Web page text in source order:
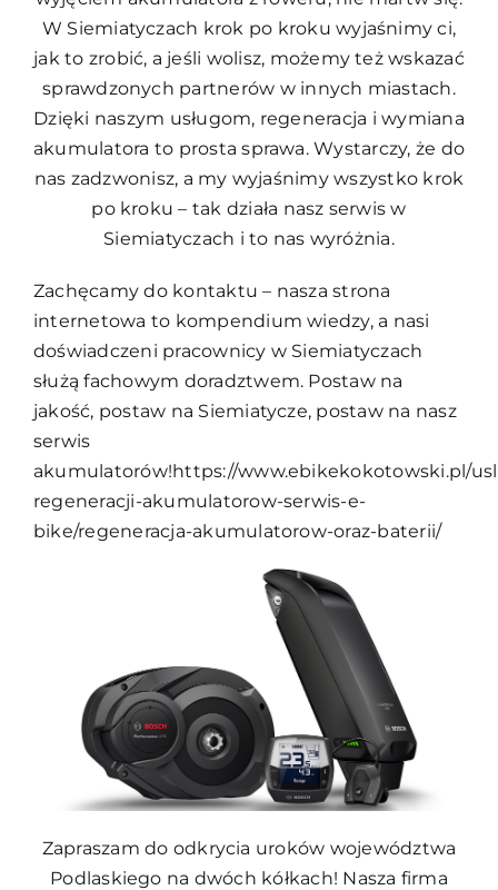
W Siemiatyczach krok po kroku wyjaśnimy ci,
jak to zrobić, a jeśli wolisz, możemy też wskazać
sprawdzonych partnerów w innych miastach.
Dzięki naszym usługom, regeneracja i wymiana
akumulatora to prosta sprawa. Wystarczy, że do
nas zadzwonisz, a my wyjaśnimy wszystko krok
po kroku – tak działa nasz serwis w
Siemiatyczach i to nas wyróżnia.
Zachęcamy do kontaktu – nasza strona
internetowa to kompendium wiedzy, a nasi
doświadczeni pracownicy w Siemiatyczach
służą fachowym doradztwem. Postaw na
jakość, postaw na Siemiatycze, postaw na nasz
serwis
akumulatorów!https://www.ebikekokotowski.pl/
regeneracji-akumulatorow-serwis-e-
bike/regeneracja-akumulatorow-oraz-baterii/
Zapraszam do odkrycia uroków województwa
Podlaskiego na dwóch kółkach! Nasza firma